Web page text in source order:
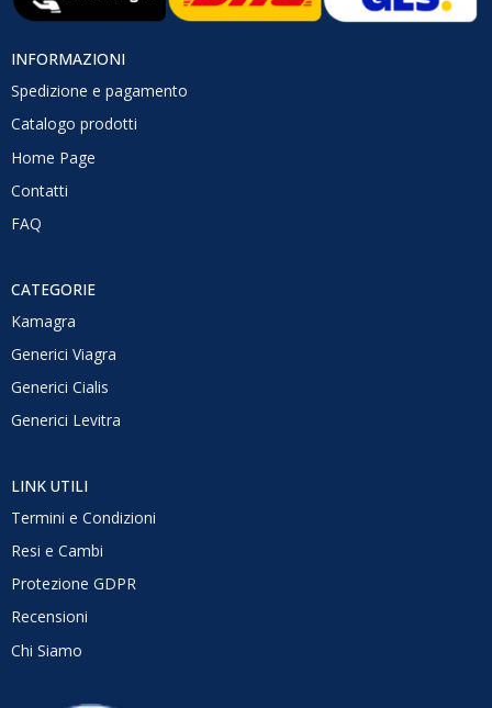
INFORMAZIONI
Spedizione e pagamento
Catalogo prodotti
Home Page
Contatti
FAQ
CATEGORIE
Kamagra
Generici Viagra
Generici Cialis
Generici Levitra
LINK UTILI
Termini e Condizioni
Resi e Cambi
Protezione GDPR
Recensioni
Chi Siamo